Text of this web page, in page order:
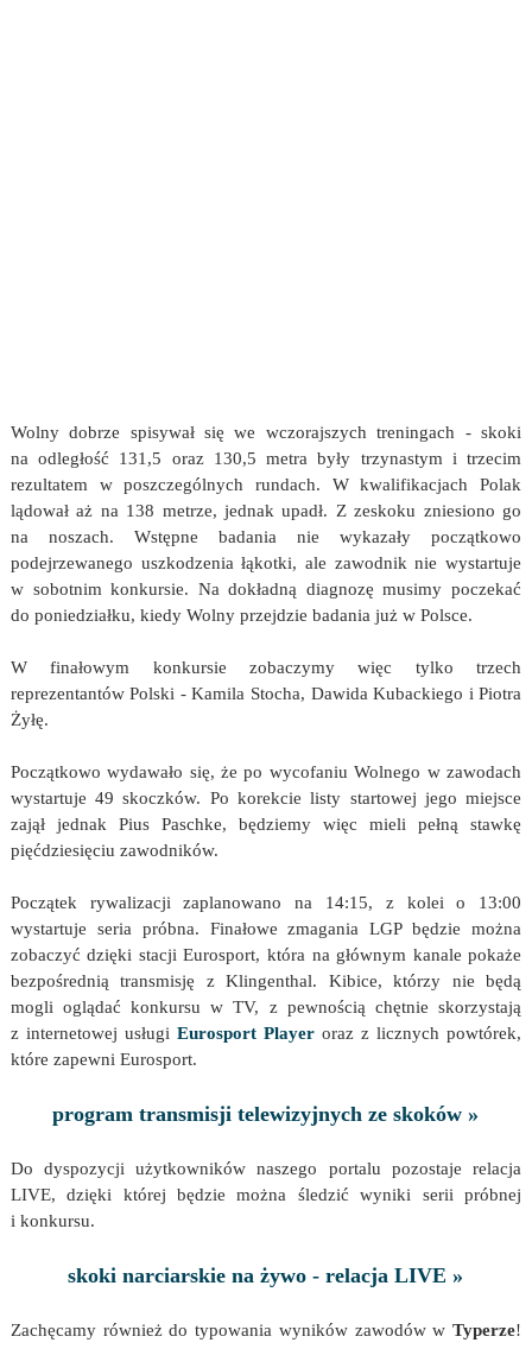
Wolny dobrze spisywał się we wczorajszych treningach - skoki
na odległość 131,5 oraz 130,5 metra były trzynastym i trzecim
rezultatem w poszczególnych rundach. W kwalifikacjach Polak
lądował aż na 138 metrze, jednak upadł. Z zeskoku zniesiono go
na noszach. Wstępne badania nie wykazały początkowo
podejrzewanego uszkodzenia łąkotki, ale zawodnik nie wystartuje
w sobotnim konkursie. Na dokładną diagnozę musimy poczekać
do poniedziałku, kiedy Wolny przejdzie badania już w Polsce.
W finałowym konkursie zobaczymy więc tylko trzech
reprezentantów Polski - Kamila Stocha, Dawida Kubackiego i Piotra
Żyłę.
Początkowo wydawało się, że po wycofaniu Wolnego w zawodach
wystartuje 49 skoczków. Po korekcie listy startowej jego miejsce
zajął jednak Pius Paschke, będziemy więc mieli pełną stawkę
pięćdziesięciu zawodników.
Początek rywalizacji zaplanowano na 14:15, z kolei o 13:00
wystartuje seria próbna. Finałowe zmagania LGP będzie można
zobaczyć dzięki stacji Eurosport, która na głównym kanale pokaże
bezpośrednią transmisję z Klingenthal. Kibice, którzy nie będą
mogli oglądać konkursu w TV, z pewnością chętnie skorzystają
z internetowej usługi Eurosport Player oraz z licznych powtórek,
które zapewni Eurosport.
program transmisji telewizyjnych ze skoków »
Do dyspozycji użytkowników naszego portalu pozostaje relacja
LIVE, dzięki której będzie można śledzić wyniki serii próbnej
i konkursu.
skoki narciarskie na żywo - relacja LIVE »
Zachęcamy również do typowania wyników zawodów wTyperze!